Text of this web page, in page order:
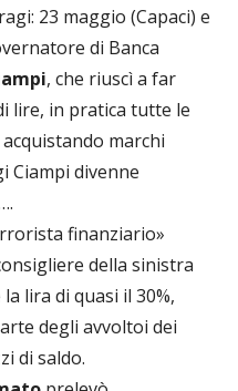
23 maggio (Capaci) e
di Banca
, che riuscì a far
lire, in pratica tutte le
marchi
Ciampi divenne
finanziario»
della sinistra
lira di quasi il 30%,
degli avvoltoi dei
di saldo.